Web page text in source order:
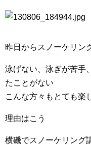
昨日からスノーケリン
泳げない、泳ぎが苦手
たことがない
こんな方々もとても楽
理由はこう
横磯でスノーケリング